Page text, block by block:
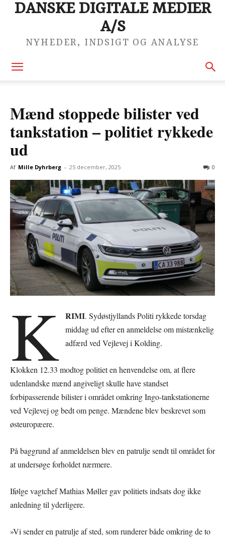
DANSKE DIGITALE MEDIER
A/S
NYHEDER, INDSIGT OG ANALYSE
Mænd stoppede bilister ved
tankstation – politiet rykkede
ud
Af Mille Dyhrberg - 25 december, 2025 0
K RIMI. Sydøstjyllands Politi rykkede torsdag
middag ud efter en anmeldelse om mistænkelig
adfærd ved Vejlevej i Kolding.
Klokken 12.33 modtog politiet en henvendelse om, at flere
udenlandske mænd angiveligt skulle have standset
forbipasserende bilister i området omkring Ingo-tankstationerne
ved Vejlevej og bedt om penge. Mændene blev beskrevet som
østeuropæere.
På baggrund af anmeldelsen blev en patrulje sendt til området for
at undersøge forholdet nærmere.
Ifølge vagtchef Mathias Møller gav politiets indsats dog ikke
anledning til yderligere.
»Vi sender en patrulje af sted, som runderer både omkring de to